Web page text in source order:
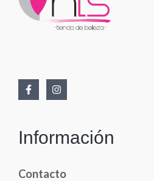
Información
Contacto